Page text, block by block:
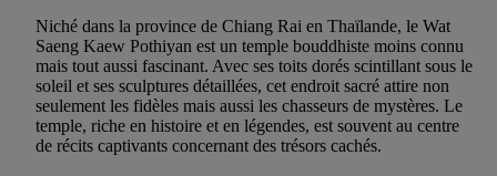
Niché dans la province de Chiang Rai en Thaïlande, le Wat
Saeng Kaew Pothiyan est un temple bouddhiste moins connu
mais tout aussi fascinant. Avec ses toits dorés scintillant sous le
soleil et ses sculptures détaillées, cet endroit sacré attire non
seulement les fidèles mais aussi les chasseurs de mystères. Le
temple, riche en histoire et en légendes, est souvent au centre
de récits captivants concernant des trésors cachés.